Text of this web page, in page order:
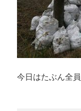
今日はたぶん全